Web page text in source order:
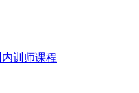
内训师课程